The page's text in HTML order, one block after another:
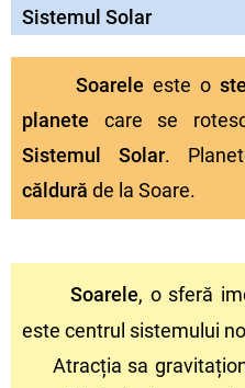
Sistemul Solar
Soarele este o
planete care se
Sistemul Solar.
căldură de la Soare.
Soarele, o sferă
este centrul sistemului
Atracția sa